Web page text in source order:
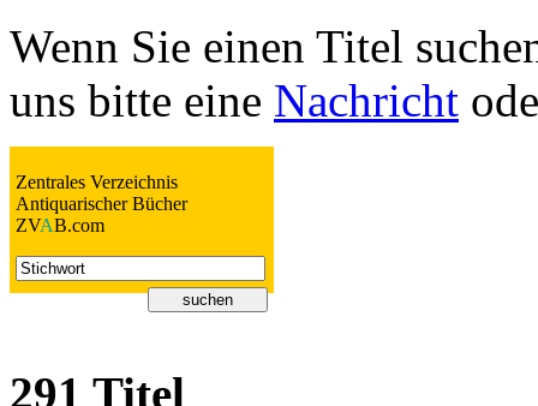
Wenn Sie einen Titel
uns bitte eine Nachricht
Zentrales Verzeichnis
Antiquarischer Bücher
ZVAB.com
291 Titel